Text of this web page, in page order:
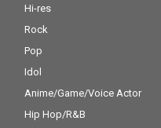
Hi-res
Rock
Pop
Idol
Anime/Game/Voice Actor
Hip Hop/R&B